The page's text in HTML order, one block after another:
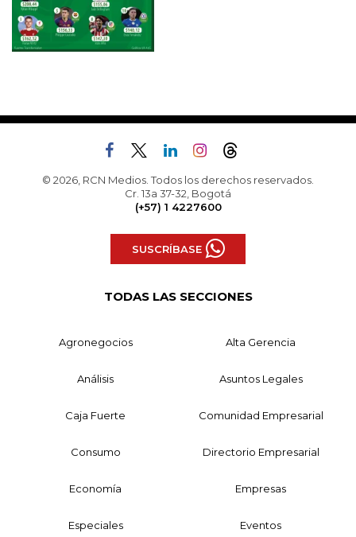
© 2026, RCN Medios. Todos los derechos reservados.
Cr. 13a 37-32, Bogotá
(+57) 1 4227600
SUSCRÍBASE
TODAS LAS SECCIONES
Agronegocios Alta Gerencia
Análisis Asuntos Legales
Caja Fuerte Comunidad Empresarial
Consumo Directorio Empresarial
Economía Empresas
Especiales Eventos